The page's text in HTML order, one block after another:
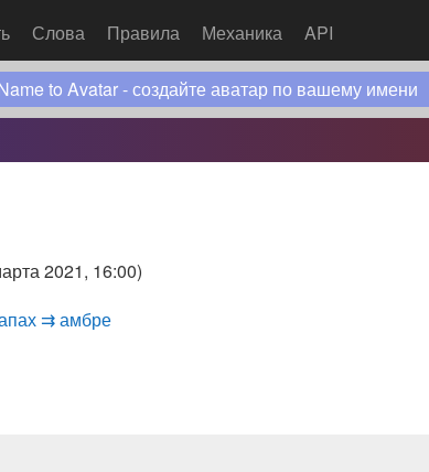
Слова Правила Механика API
to Avatar - создайте аватар по вашему имени
2021, 16:00)
⇉ амбре